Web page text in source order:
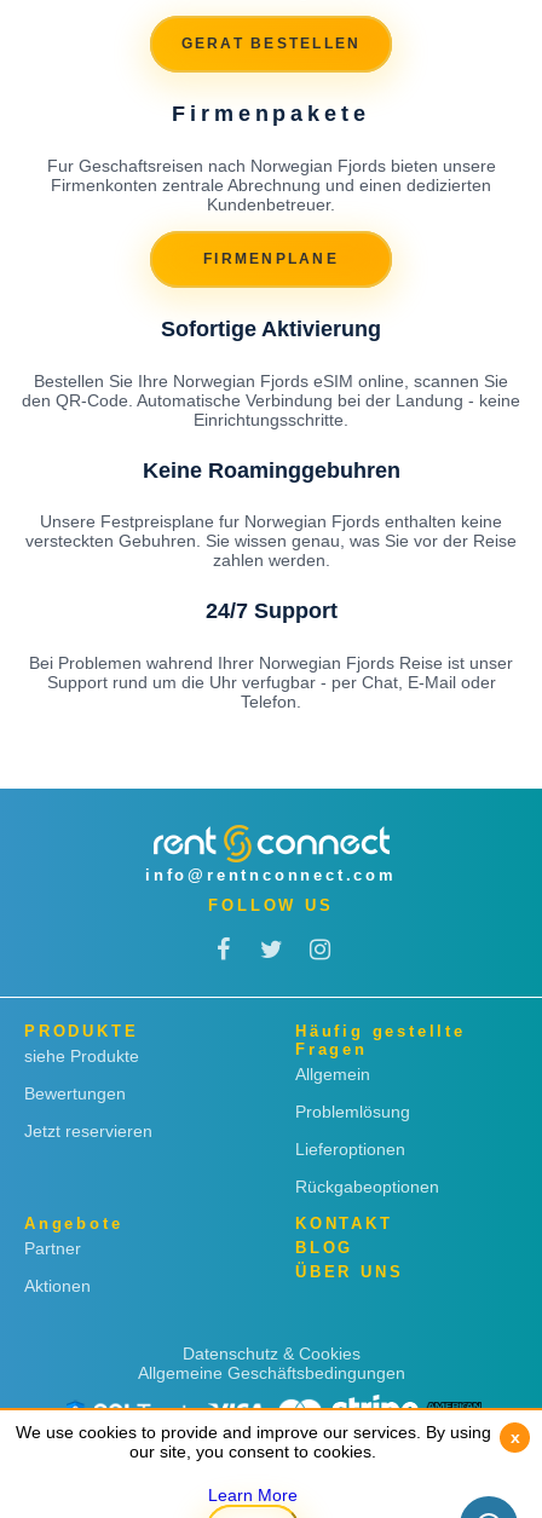
GERAT BESTELLEN
Firmenpakete
Fur Geschaftsreisen nach Norwegian Fjords bieten unsere
Firmenkonten zentrale Abrechnung und einen dedizierten
Kundenbetreuer.
FIRMENPLANE
Sofortige Aktivierung
Bestellen Sie Ihre Norwegian Fjords eSIM online, scannen Sie
den QR-Code. Automatische Verbindung bei der Landung - keine
Einrichtungsschritte.
Keine Roaminggebuhren
Unsere Festpreisplane fur Norwegian Fjords enthalten keine
versteckten Gebuhren. Sie wissen genau, was Sie vor der Reise
zahlen werden.
24/7 Support
Bei Problemen wahrend Ihrer Norwegian Fjords Reise ist unser
Support rund um die Uhr verfugbar - per Chat, E-Mail oder
Telefon.
info@rentnconnect.com
FOLLOW US
PRODUKTE
siehe Produkte
Bewertungen
Jetzt reservieren
Häufig gestellte
Fragen
Allgemein
Problemlösung
Lieferoptionen
Rückgabeoptionen
Angebote
Partner
Aktionen
KONTAKT
BLOG
ÜBER UNS
Datenschutz & Cookies
Allgemeine Geschäftsbedingungen
We use cookies to provide and improve our services. By using
our site, you consent to cookies.
Learn More
x
We use cookies to provide and improve our services. By using
our site, you consent to cookies.
Learn More
x